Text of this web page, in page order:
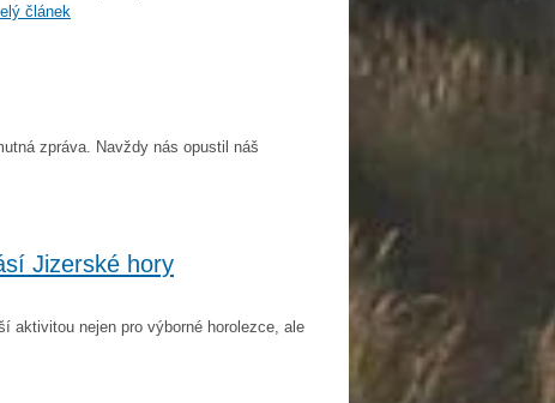
článek
zpráva. Navždy nás opustil náš
Jizerské hory
aktivitou nejen pro výborné horolezce, ale